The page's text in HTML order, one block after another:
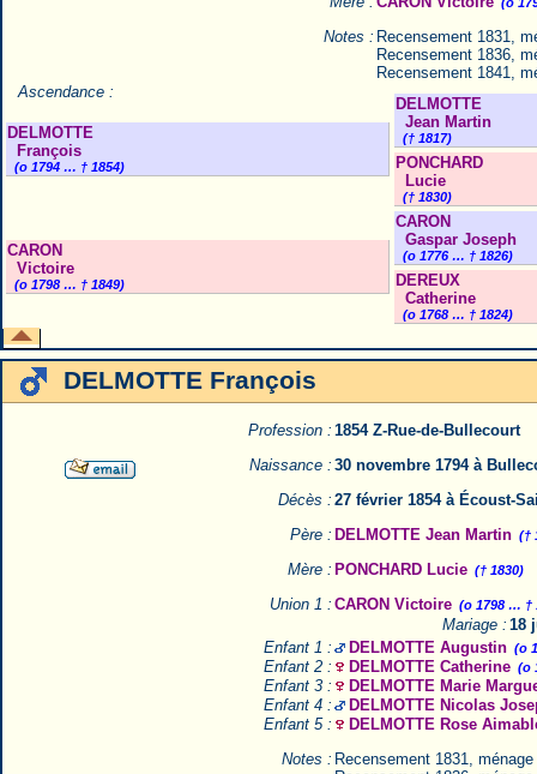
Notes : Recensement 1831,
Recensement 1836,
Recensement 1841,
DELMOTTE
François
(o 1794 … † 1854)
DELMOTTE
Jean Martin
(† 1817)
PONCHARD
Lucie
(† 1830)
CARON
Victoire
(o 1798 … † 1849)
CARON
Gaspar Joseph
(o 1776 … † 1826)
DEREUX
Catherine
(o 1768 … † 1824)
Ascendance :
DELMOTTE François
Profession : 1854 Z-Rue-de-Bullecourt
Naissance : 30 novembre 1794 à
Décès : 27 février 1854 à Écoust-
Père : DELMOTTE Jean Martin (†
Mère : PONCHARD Lucie († 1830)
Union 1 : CARON Victoire (o 1798 … †
Mariage : 18
Enfant 1 :
DELMOTTE Augustin (o
Enfant 2 : DELMOTTE Catherine (o
Enfant 3 :
DELMOTTE Marie
Enfant 4 :
DELMOTTE Nicolas
Enfant 5 :
DELMOTTE Rose
Notes : Recensement 1831, ménage